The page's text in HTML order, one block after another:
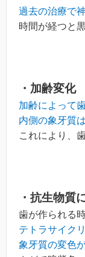
過去の治療で
時間が経つと
・加齢変化
加齢によって
内側の象牙質
これにより、
・抗生物質
歯が作られる
テトラサイク
象牙質の変色